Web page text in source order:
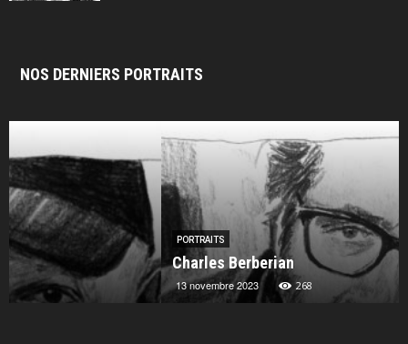
NOS DERNIERS PORTRAITS
PORTRAITS
Charles Berberian
13 novembre 2023 268